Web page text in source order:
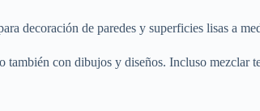
decoración de paredes y superficies lisas a
con dibujos y diseños. Incluso